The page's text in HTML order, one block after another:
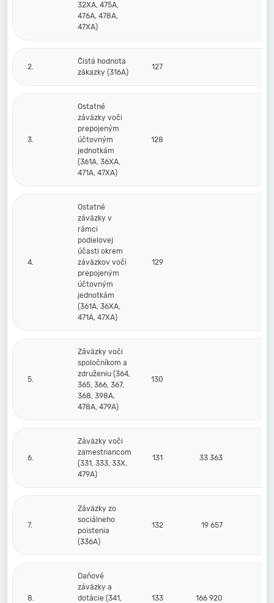
32XA, 475A,
476A, 478A,
47XA)
2.
Čistá hodnota
zákazky (316A)
127
3.
Ostatné
záväzky voči
prepojeným
účtovným
jednotkám
(361A, 36XA,
471A, 47XA)
128
4.
Ostatné
záväzky v
rámci
podielovej
účasti okrem
záväzkov voči
prepojeným
účtovným
jednotkám
(361A, 36XA,
471A, 47XA)
129
5.
Záväzky voči
spoločníkom a
združeniu (364,
365, 366, 367,
368, 398A,
478A, 479A)
130
6.
Záväzky voči
zamestnancom
(331, 333, 33X,
479A)
131 33 363
7.
Záväzky zo
sociálneho
poistenia
(336A)
132 19 657
8.
Daňové
záväzky a
dotácie (341,
133 166 920